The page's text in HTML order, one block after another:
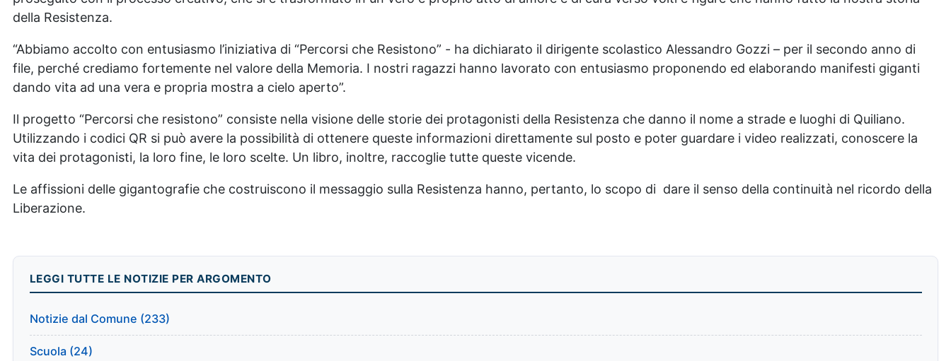
della Resistenza.
“Abbiamo accolto con entusiasmo l’iniziativa di “Percorsi che Resistono” - ha dichiarato il dirigente scolastico Alessandro Gozzi – per il secondo anno di
file, perché crediamo fortemente nel valore della Memoria. I nostri ragazzi hanno lavorato con entusiasmo proponendo ed elaborando manifesti giganti
dando vita ad una vera e propria mostra a cielo aperto”.
Il progetto “Percorsi che resistono” consiste nella visione delle storie dei protagonisti della Resistenza che danno il nome a strade e luoghi di Quiliano.
Utilizzando i codici QR si può avere la possibilità di ottenere queste informazioni direttamente sul posto e poter guardare i video realizzati, conoscere la
vita dei protagonisti, la loro fine, le loro scelte. Un libro, inoltre, raccoglie tutte queste vicende.
Le affissioni delle gigantografie che costruiscono il messaggio sulla Resistenza hanno, pertanto, lo scopo di dare il senso della continuità nel ricordo della
Liberazione.
LEGGI TUTTE LE NOTIZIE PER ARGOMENTO
Notizie dal Comune (233)
Scuola (24)